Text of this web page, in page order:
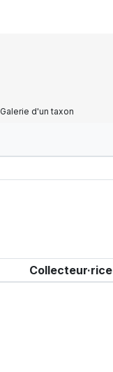
Galerie d'un taxon
Collecteur·rice